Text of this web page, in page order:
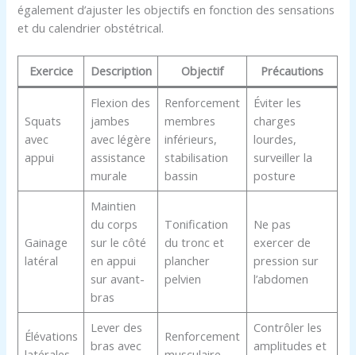
également d’ajuster les objectifs en fonction des sensations
et du calendrier obstétrical.
Exercice Description Objectif Précautions
Squats
avec
appui
Flexion des
jambes
avec légère
assistance
murale
Renforcement
membres
inférieurs,
stabilisation
bassin
Éviter les
charges
lourdes,
surveiller la
posture
Gainage
latéral
Maintien
du corps
sur le côté
en appui
sur avant-
bras
Tonification
du tronc et
plancher
pelvien
Ne pas
exercer de
pression sur
l’abdomen
Élévations
Lever des
bras avec
Renforcement
Contrôler les
amplitudes et